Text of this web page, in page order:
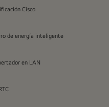
Cisco
de energía inteligente
en LAN